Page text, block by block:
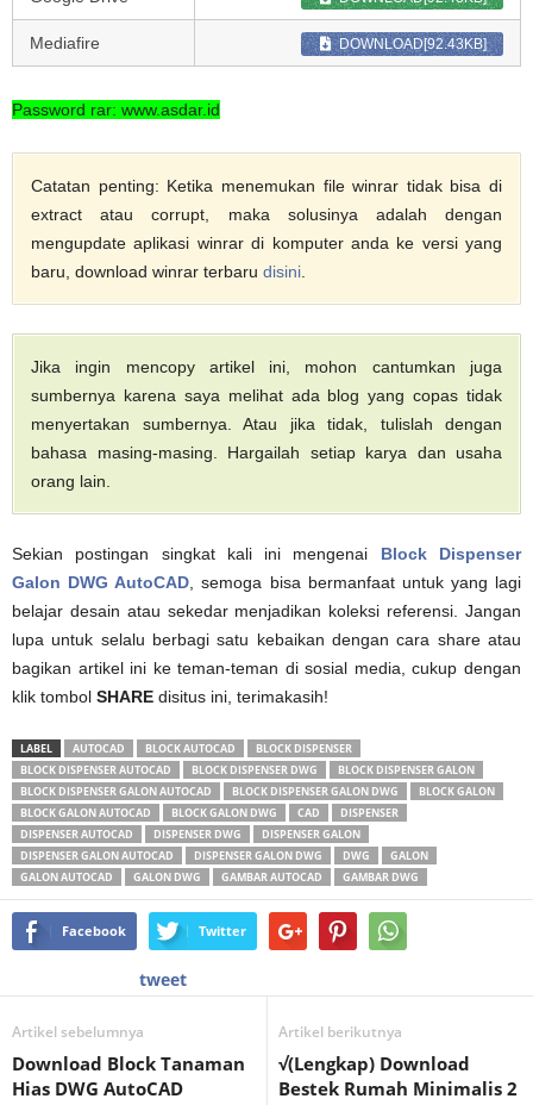
Mediafire DOWNLOAD[92.43KB]
Password rar: www.asdar.id
Catatan penting: Ketika menemukan file winrar tidak bisa di
extract atau corrupt, maka solusinya adalah dengan
mengupdate aplikasi winrar di komputer anda ke versi yang
baru, download winrar terbaru disini
Jika ingin mencopy artikel ini, mohon cantumkan juga
sumbernya karena saya melihat ada blog yang copas tidak
menyertakan sumbernya. Atau jika tidak, tulislah dengan
bahasa masing-masing. Hargailah setiap karya dan usaha
orang lain.
Sekian postingan singkat kali ini mengenai Block Dispenser
Galon DWG AutoCAD , semoga bisa bermanfaat untuk yang lagi
belajar desain atau sekedar menjadikan koleksi referensi. Jangan
lupa untuk selalu berbagi satu kebaikan dengan cara share atau
bagikan artikel ini ke teman-teman di sosial media, cukup dengan
klik tombol SHARE disitus ini, terimakasih!
LABEL AUTOCAD BLOCK AUTOCAD
BLOCK DISPENSER
BLOCK DISPENSER AUTOCAD
BLOCK DISPENSER DWG
BLOCK DISPENSER GALON
BLOCK DISPENSER GALON AUTOCAD
BLOCK DISPENSER GALON DWG
BLOCK GALON
BLOCK GALON AUTOCAD
BLOCK GALON DWG CAD
DISPENSER
DISPENSER AUTOCAD
DISPENSER DWG
DISPENSER GALON
DISPENSER GALON AUTOCAD
DISPENSER GALON DWG DWG
GALON
GALON AUTOCAD
GALON DWG GAMBAR AUTOCAD GAMBAR DWG
Facebook Twitter
tweet
Artikel sebelumnya
Download Block Tanaman
Hias DWG AutoCAD
Artikel berikutnya
√(Lengkap) Download
Bestek Rumah Minimalis 2